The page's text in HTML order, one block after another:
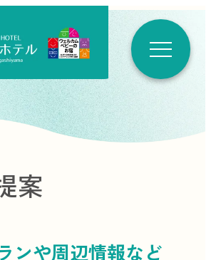
案
ンや周辺情報など